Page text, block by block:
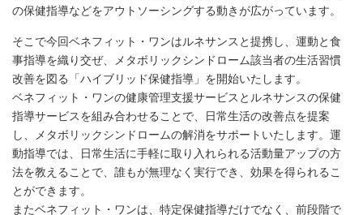
の保健指導などをアウトソーシングする動きが広がっています。
そこで今回ベネフィット・ワンはルネサンスと提携し、運動と食
事指導を織り交ぜ、メタボリックシンドローム該当者の生活習慣
改善を図る「ハイブリッド保健指導」を開始いたします。
ベネフィット・ワンの健康管理支援サービスとルネサンスの保健
指導サービスを組み合わせることで、日常生活の改善点を提案
し、メタボリックシンドロームの解消をサポートいたします。運
動指導では、日常生活に手軽に取り入れられる活動量アップの方
法を教えることで、誰もが無理なく実行でき、効果を得られるこ
とができます。
またベネフィット・ワンは、特定保健指導だけでなく、前段階で